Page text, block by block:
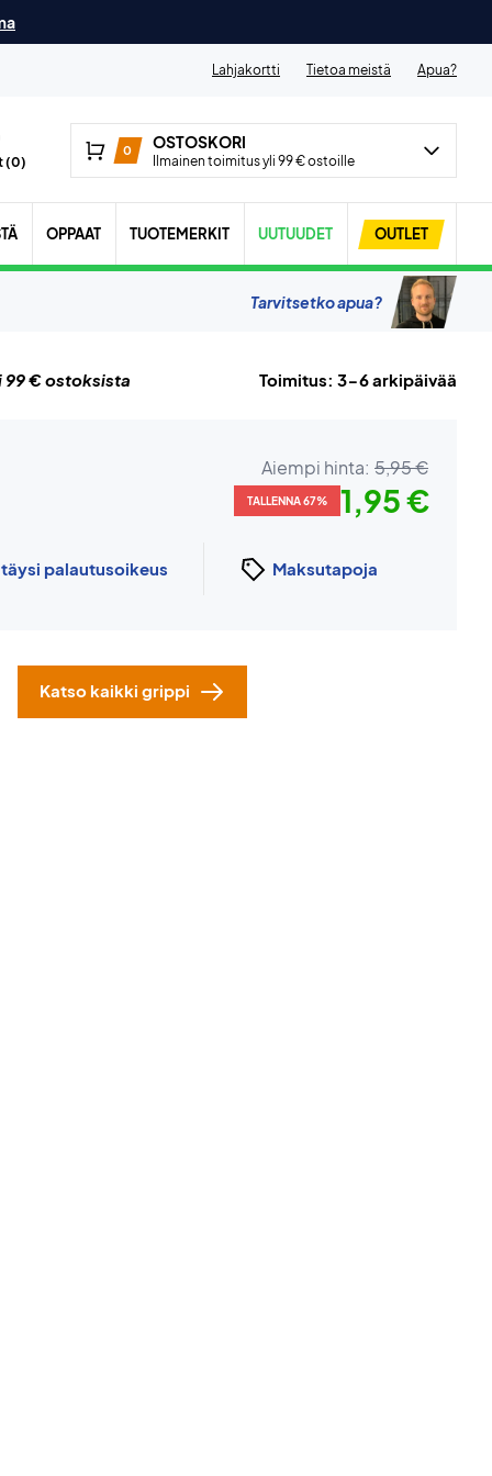
Lahjakortti Tietoa meistä Apua?
(0)
0 OSTOSKORI
Ilmainen toimitus yli 99 € ostoille
OPPAAT TUOTEMERKIT UUTUUDET OUTLET
Tarvitsetko apua?
99 € ostoksista Toimitus: 3-6 arkipäivää
Aiempi hinta: 5,95 €
TALLENNA 67% 1,95 €
täysi palautusoikeus Maksutapoja
Katso kaikki grippi